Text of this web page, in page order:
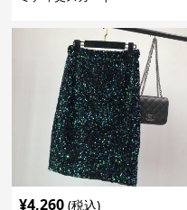
¥4,260 (税込)